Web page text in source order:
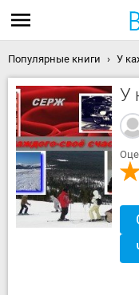
Популярные книги У
У